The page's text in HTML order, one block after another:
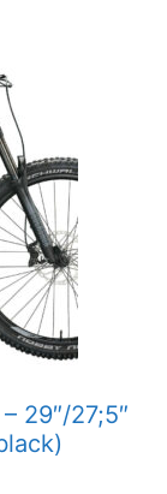
29″/27;5″